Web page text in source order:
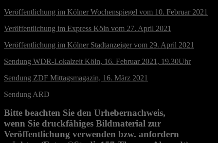
Veröffentlichung im Kölner Wochenspiegel vom 10. Februar 2021
Veröffentlichung im Express Köln vom 27. April 2021
Veröffentlichung im Kölner Stadtanzeiger vom 29. April 2021
Sendung WDR-Lokalzeit Köln, 16. Februar 2021, 19.30Uhr
Sendung ZDF Mittagsmagazin, 16. März 2021
Sendung ARD
Bitte beachten Sie den Urhebernachweis,
wenn Sie druckfähiges Bildmaterial zur
Veröffentlichung verwenden bzw. anfordern